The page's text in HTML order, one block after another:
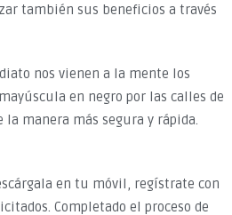
también sus beneficios a través
nos vienen a la mente los
en negro por las calles de
la manera más segura y rápida.
en tu móvil, regístrate con
Completado el proceso de